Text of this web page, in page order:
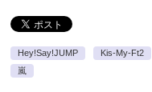
Hey!Say!JUMP Kis-My-Ft2
嵐